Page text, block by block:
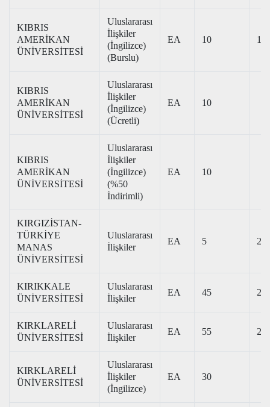
KIBRIS
AMERİKAN
ÜNİVERSİTESİ
Uluslararası
İlişkiler
(İngilizce)
(Burslu)
EA 10
KIBRIS
AMERİKAN
ÜNİVERSİTESİ
Uluslararası
İlişkiler
(İngilizce)
(Ücretli)
EA 10
KIBRIS
AMERİKAN
ÜNİVERSİTESİ
Uluslararası
İlişkiler
(İngilizce)
(%50
İndirimli)
EA 10
KIRGIZİSTAN-
TÜRKİYE
MANAS
ÜNİVERSİTESİ
Uluslararası
İlişkiler
EA 5
KIRIKKALE
ÜNİVERSİTESİ
Uluslararası
İlişkiler
EA 45
KIRKLARELİ
ÜNİVERSİTESİ
Uluslararası
İlişkiler
EA 55
KIRKLARELİ
ÜNİVERSİTESİ
Uluslararası
İlişkiler
(İngilizce)
EA 30